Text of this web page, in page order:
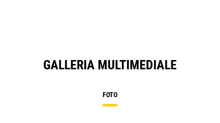
GALLERIA MULTIMEDIALE
FOTO